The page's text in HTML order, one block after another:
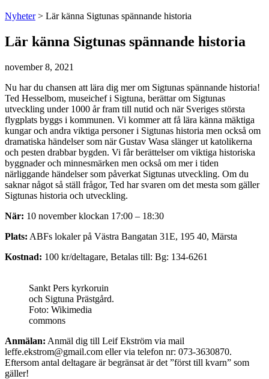
Nyheter> Lär känna Sigtunas spännande historia
Lär känna Sigtunas spännande historia
november 8, 2021
Nu har du chansen att lära dig mer om Sigtunas spännande historia!
Ted Hesselbom, museichef i Sigtuna, berättar om Sigtunas
utveckling under 1000 år fram till nutid och när Sveriges största
flygplats byggs i kommunen. Vi kommer att få lära känna mäktiga
kungar och andra viktiga personer i Sigtunas historia men också om
dramatiska händelser som när Gustav Wasa slänger ut katolikerna
och pesten drabbar bygden. Vi får berättelser om viktiga historiska
byggnader och minnesmärken men också om mer i tiden
närliggande händelser som påverkat Sigtunas utveckling. Om du
saknar något så ställ frågor, Ted har svaren om det mesta som gäller
Sigtunas historia och utveckling.
När: 10 november klockan 17:00 – 18:30
Plats: ABFs lokaler på Västra Bangatan 31E, 195 40, Märsta
Kostnad: 100 kr/deltagare, Betalas till: Bg: 134-6261
Sankt Pers kyrkoruin
och Sigtuna Prästgård.
Foto: Wikimedia
commons
Anmälan: Anmäl dig till Leif Ekström via mail
leffe.ekstrom@gmail.com eller via telefon nr: 073-3630870.
Eftersom antal deltagare är begränsat är det ”först till kvarn” som
gäller!